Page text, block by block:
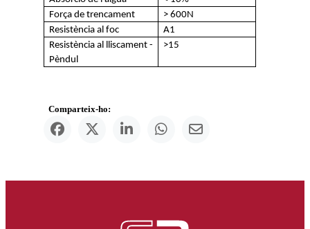
Força de trencament
> 600N
Resistència al foc
A1
Resistència al lliscament -
Pèndul
>15
Comparteix-ho: